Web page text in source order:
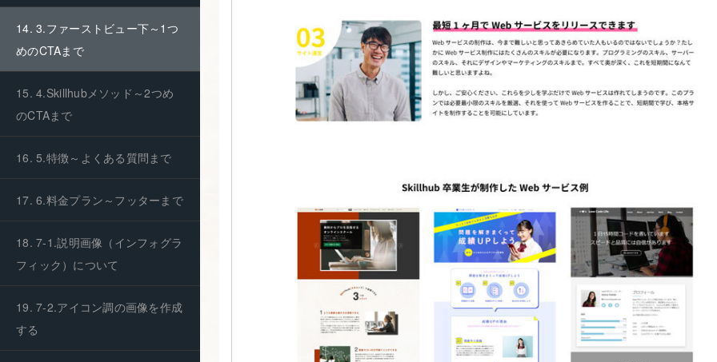
14. 3.ファーストビュー下～1つ
めのCTAまで
15. 4.Skillhubメソッド～2つめ
のCTAまで
16. 5.特徴～よくある質問まで
17. 6.料金プラン～フッターまで
18. 7-1.説明画像（インフォグラ
フィック）について
19. 7-2.アイコン調の画像を作成
する